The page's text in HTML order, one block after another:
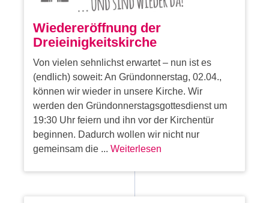
Wiedereröffnung der
Dreieinigkeitskirche
Von vielen sehnlichst erwartet – nun ist es
(endlich) soweit: An Gründonnerstag, 02.04.,
können wir wieder in unsere Kirche. Wir
werden den Gründonnerstagsgottesdienst um
19:30 Uhr feiern und ihn vor der Kirchentür
beginnen. Dadurch wollen wir nicht nur
gemeinsam die ...Weiterlesen